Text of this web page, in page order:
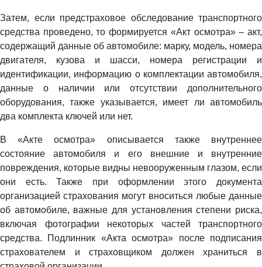
Затем, если предстраховое обследование транспортного
средства проведено, то формируется «Акт осмотра» – акт,
содержащий данные об автомобиле: марку, модель, номера
двигателя, кузова и шасси, номера регистрации и
идентификации, информацию о комплектации автомобиля,
данные о наличии или отсутствии дополнительного
оборудования, также указывается, имеет ли автомобиль
два комплекта ключей или нет.
В «Акте осмотра» описывается также внутреннее
состояние автомобиля и его внешние и внутренние
повреждения, которые видны невооруженным глазом, если
они есть. Также при оформлении этого документа
организацией страхования могут вноситься любые данные
об автомобиле, важные для установления степени риска,
включая фотографии некоторых частей транспортного
средства. Подлинник «Акта осмотра» после подписания
страхователем и страховщиком должен храниться в